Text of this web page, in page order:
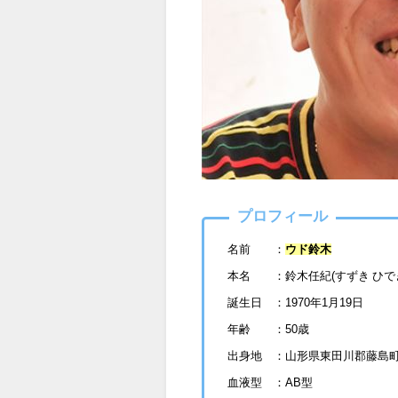
プロフィール
名前 ： ウド鈴木
本名 ：鈴木任紀(すずき ひで
誕生日 ：1970年1月19日
年齢 ：50歳
出身地 ：山形県東田川郡藤島
血液型 ：AB型